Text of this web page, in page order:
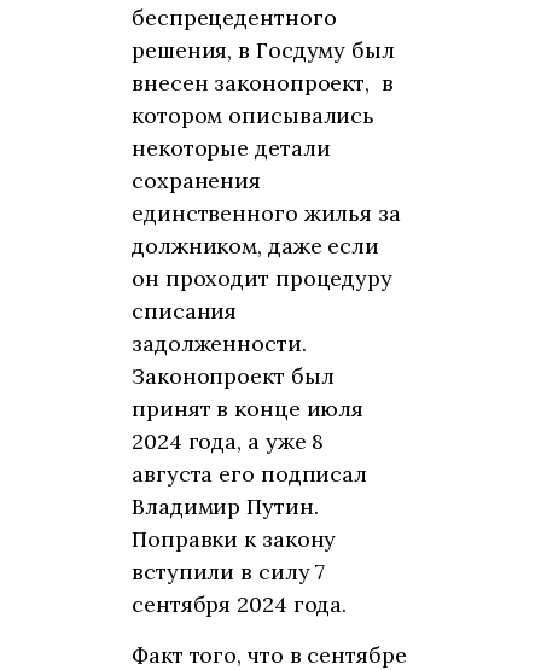
беспрецедентного
решения, в Госдуму был
внесен законопроект, в
котором описывались
некоторые детали
сохранения
единственного жилья за
должником, даже если
он проходит процедуру
списания
задолженности.
Законопроект был
принят в конце июля
2024 года, а уже 8
августа его подписал
Владимир Путин.
Поправки к закону
вступили в силу 7
сентября 2024 года.
Факт того, что в сентябре